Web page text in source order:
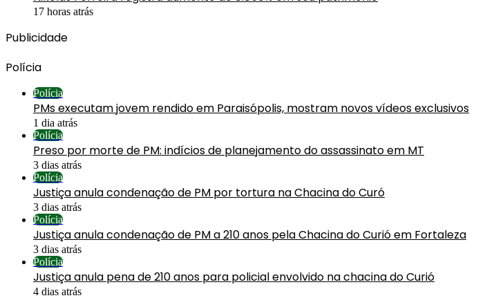
17 horas atrás
Publicidade
Polícia
Polícia
PMs executam jovem rendido em Paraisópolis, mostram novos vídeos exclusivos
1 dia atrás
Polícia
Preso por morte de PM: indícios de planejamento do assassinato em MT
3 dias atrás
Polícia
Justiça anula condenação de PM por tortura na Chacina do Curó
3 dias atrás
Polícia
Justiça anula condenação de PM a 210 anos pela Chacina do Curió em Fortaleza
3 dias atrás
Polícia
Justiça anula pena de 210 anos para policial envolvido na chacina do Curió
4 dias atrás